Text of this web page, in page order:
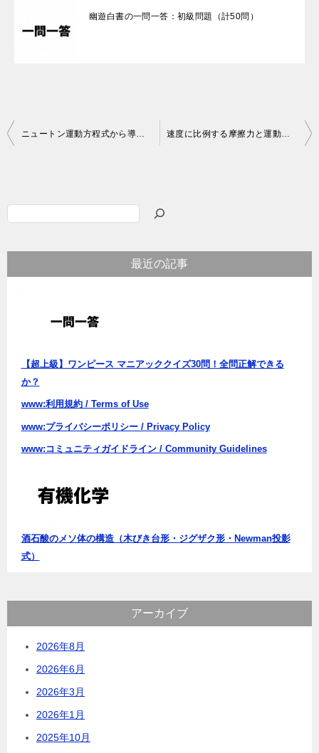
幽遊白書の一問一答：初級問題（計50問）
投
ゲ
最近の記事
【超上級】ワンピース マニアッククイズ30問！全問正解できる
か？
www:利用規約 / Terms of Use
www:プライバシーポリシー / Privacy Policy
www:コミュニティガイドライン / Community Guidelines
酒石酸のメソ体の構造（木びき台形・ジグザク形・Newman投影
式）
アーカイブ
2026年8月
2026年6月
2026年3月
2026年1月
2025年10月